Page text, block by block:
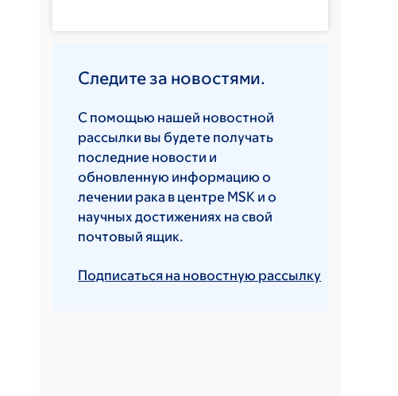
Следите за новостями.
С помощью нашей новостной
рассылки вы будете получать
последние новости и
обновленную информацию о
лечении рака в центре MSK и о
научных достижениях на свой
почтовый ящик.
Подписаться на новостную рассылку